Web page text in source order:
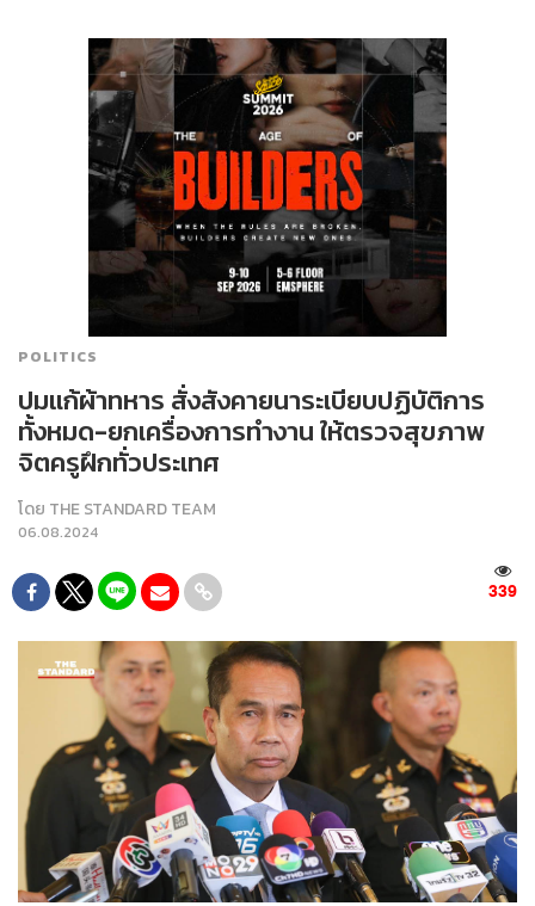
POLITICS
ปมแก้ผ้าทหาร สั่งสังคายนาระเบียบปฏิบัติการ
ทั้งหมด-ยกเครื่องการทำงาน ให้ตรวจสุขภาพ
จิตครูฝึกทั่วประเทศ
โดย THE STANDARD TEAM
06.08.2024
339